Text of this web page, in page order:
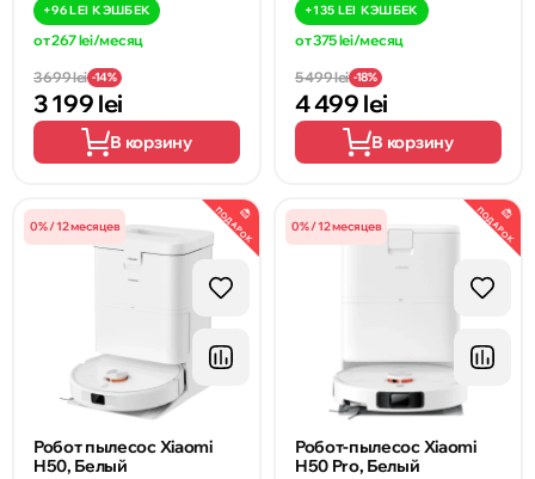
+96 LEI КЭШБЕК
от 267 lei/месяц
3 199 lei
3 699 lei -14%
В корзину
+135 LEI КЭШБЕК
от 375 lei/месяц
4 499 lei
5 499 lei -18%
В корзину
ПОДАРОК
0% / 12 месяцев
Робот пылесос Xiaomi
H50, Белый
ПОДАРОК
0% / 12 месяцев
Робот-пылесос Xiaomi
H50 Pro, Белый